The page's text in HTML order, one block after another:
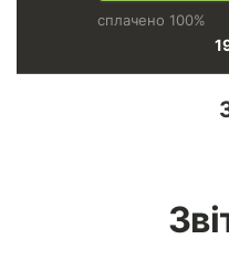
сплачено 100%